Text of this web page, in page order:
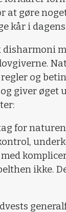
at gøre
kår i
og
giver øget
for
ikke.